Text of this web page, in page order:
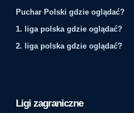
Puchar Polski gdzie oglądać?
1. liga polska gdzie oglądać?
2. liga polska gdzie oglądać?
Ligi zagraniczne